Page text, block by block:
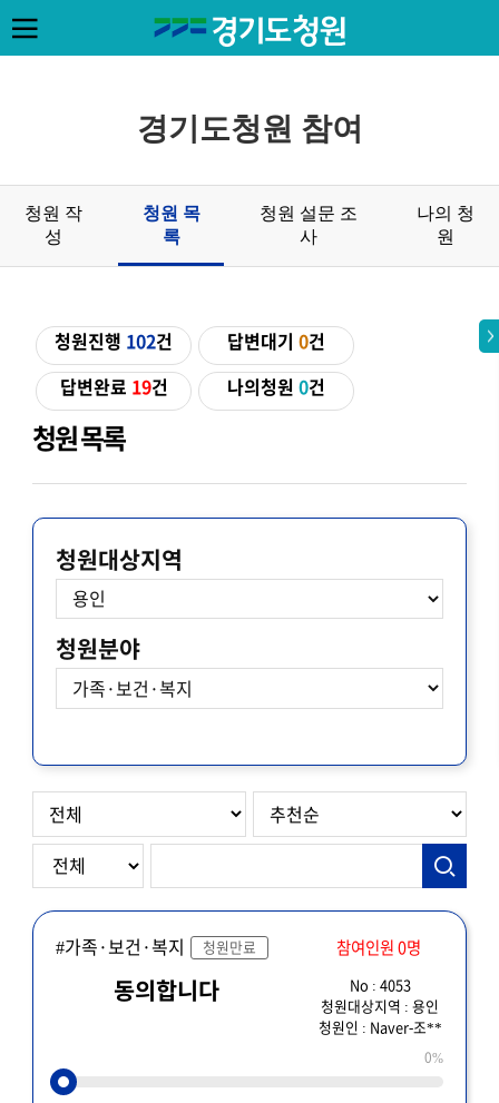
경기도청원 참여
청원 작
성
청원 목
록
청원 설문 조
사
나의 청
원
청원 목록
청원진행 102건 답변대기0건
답변완료 19건 나의청원0건
청원대상지역
청원분야
#가족·보건·복지 청원만료 참여인원 0명
동의합니다
No : 4053
청원대상지역 : 용인
청원인 : Naver-조**
0%